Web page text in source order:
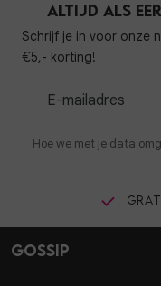
Altijd als
Schrijf je in voor onze
€5,- korting!
Hoe we met je data
Gossip